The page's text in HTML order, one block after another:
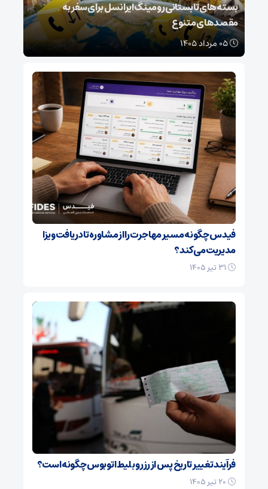
بسته‌های تابستانی رومینگ ایرانسل برای سفر به
مقصدهای متنوع
۰۵ مرداد ۱۴۰۵
فیدس چگونه مسیر مهاجرت را از مشاوره تا دریافت ویزا
مدیریت می‌کند؟
فرآیند تغییر تاریخ پس از رزرو بلیط اتوبوس چگونه است؟